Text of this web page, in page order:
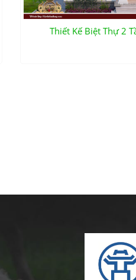
Thiết Kế Biệt Thự 2